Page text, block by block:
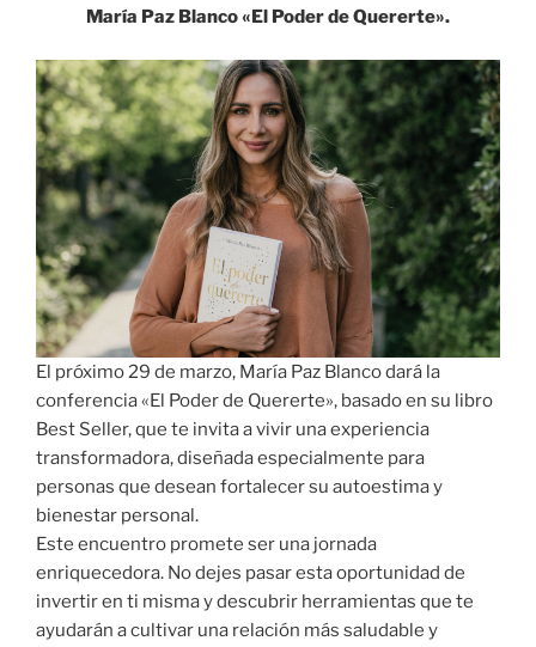
María Paz Blanco «El Poder de Quererte».
El próximo 29 de marzo, María Paz Blanco dará la
conferencia «El Poder de Quererte», basado en su libro
Best Seller, que te invita a vivir una experiencia
transformadora, diseñada especialmente para
personas que desean fortalecer su autoestima y
bienestar personal.
Este encuentro promete ser una jornada
enriquecedora. No dejes pasar esta oportunidad de
invertir en ti misma y descubrir herramientas que te
ayudarán a cultivar una relación más saludable y